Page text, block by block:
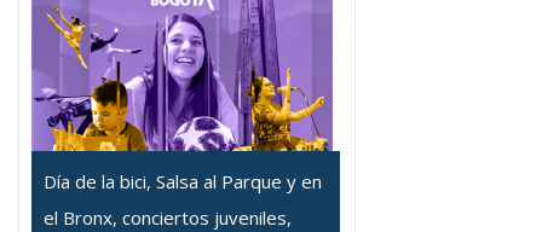
Día de la bici, Salsa al Parque y en
el Bronx, conciertos juveniles,